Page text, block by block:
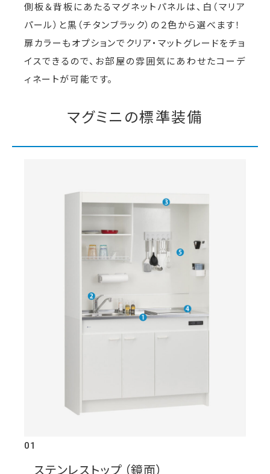
側板＆背板にあたるマグネットパネルは、白（マリア
パール）と黒（チタンブラック）の２色から選べます！
扉カラーもオプションでクリア・マットグレードをチョ
イスできるので、お部屋の雰囲気にあわせたコーデ
ィネートが可能です。
マグミニの標準装備
01
ステンレストップ （鏡面）